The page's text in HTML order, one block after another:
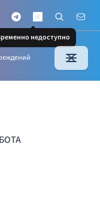
TelegramMAX
недоступно
Поиск по
Почта